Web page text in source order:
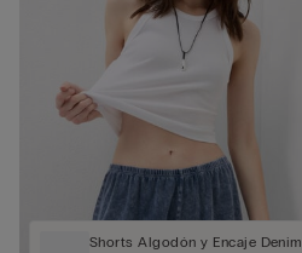
Shorts Algodón y Encaje Denim